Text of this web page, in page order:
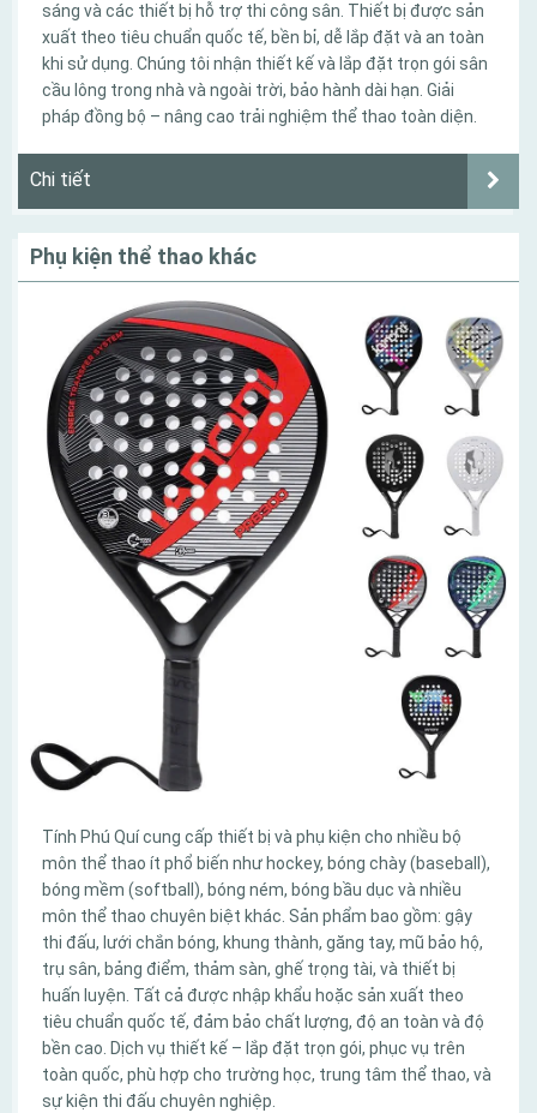
sáng và các thiết bị hỗ trợ thi công sân. Thiết bị được sản
xuất theo tiêu chuẩn quốc tế, bền bỉ, dễ lắp đặt và an toàn
khi sử dụng. Chúng tôi nhận thiết kế và lắp đặt trọn gói sân
cầu lông trong nhà và ngoài trời, bảo hành dài hạn. Giải
pháp đồng bộ – nâng cao trải nghiệm thể thao toàn diện.
Chi tiết
Phụ kiện thể thao khác
Tính Phú Quí cung cấp thiết bị và phụ kiện cho nhiều bộ
môn thể thao ít phổ biến như hockey, bóng chày (baseball),
bóng mềm (softball), bóng ném, bóng bầu dục và nhiều
môn thể thao chuyên biệt khác. Sản phẩm bao gồm: gậy
thi đấu, lưới chắn bóng, khung thành, găng tay, mũ bảo hộ,
trụ sân, bảng điểm, thảm sàn, ghế trọng tài, và thiết bị
huấn luyện. Tất cả được nhập khẩu hoặc sản xuất theo
tiêu chuẩn quốc tế, đảm bảo chất lượng, độ an toàn và độ
bền cao. Dịch vụ thiết kế – lắp đặt trọn gói, phục vụ trên
toàn quốc, phù hợp cho trường học, trung tâm thể thao, và
sự kiện thi đấu chuyên nghiệp.